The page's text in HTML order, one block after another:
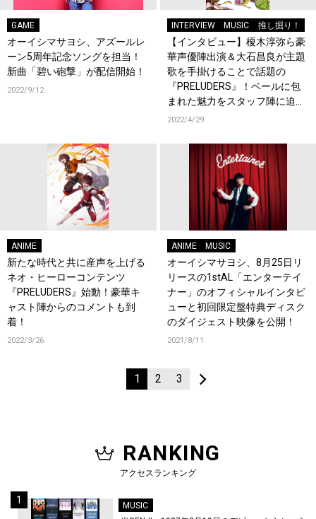
GAME
オーイシマサヨシ、アズールレ
ーン5周年記念ソングを担当！
新曲「碧い砲撃」が配信開始！
2022/9/12
INTERVIEW MUSIC 推し掘り！
【インタビュー】榎木淳弥ら豪
華声優陣出演＆大石昌良が主題
歌を手掛けることで話題の
『PRELUDERS』！ベールに包
まれた魅力をスタッフ陣に迫
る!!
2022/4/29
ANIME
新たな時代と共に産声を上げる
ネオ・ヒーローコンテンツ
『PRELUDERS』始動！豪華キ
ャスト陣からのコメントも到
着！
2022/3/26
ANIME MUSIC
オーイシマサヨシ、8月25日リ
リースの1stAL「エンターテイ
ナー」のオフィシャルインタビ
ューと初回限定盤特典ディスク
のダイジェスト映像を公開！
2021/8/11
1 2 3
RANKING
アクセスランキング
MUSIC